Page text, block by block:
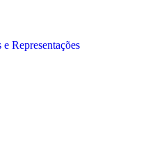
e Representações